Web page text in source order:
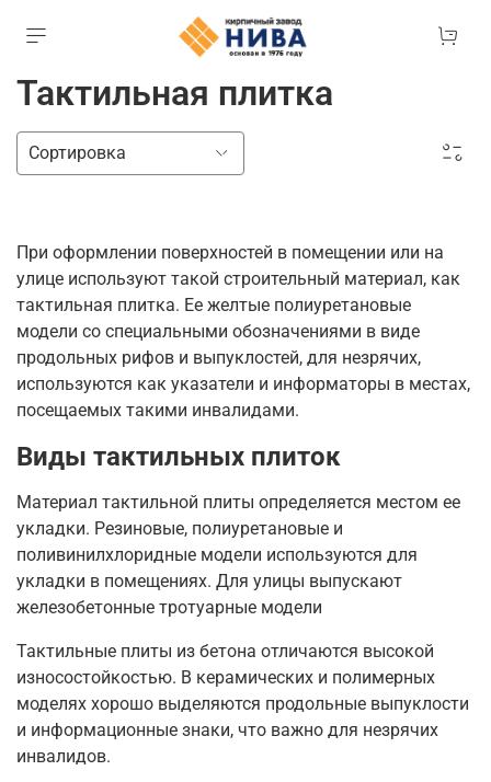
Тактильная плитка
При оформлении поверхностей в помещении или на
улице используют такой строительный материал, как
тактильная плитка. Ее желтые полиуретановые
модели со специальными обозначениями в виде
продольных рифов и выпуклостей, для незрячих,
используются как указатели и информаторы в местах,
посещаемых такими инвалидами.
Виды тактильных плиток
Материал тактильной плиты определяется местом ее
укладки. Резиновые, полиуретановые и
поливинилхлоридные модели используются для
укладки в помещениях. Для улицы выпускают
железобетонные тротуарные модели
Тактильные плиты из бетона отличаются высокой
износостойкостью. В керамических и полимерных
моделях хорошо выделяются продольные выпуклости
и информационные знаки, что важно для незрячих
инвалидов.